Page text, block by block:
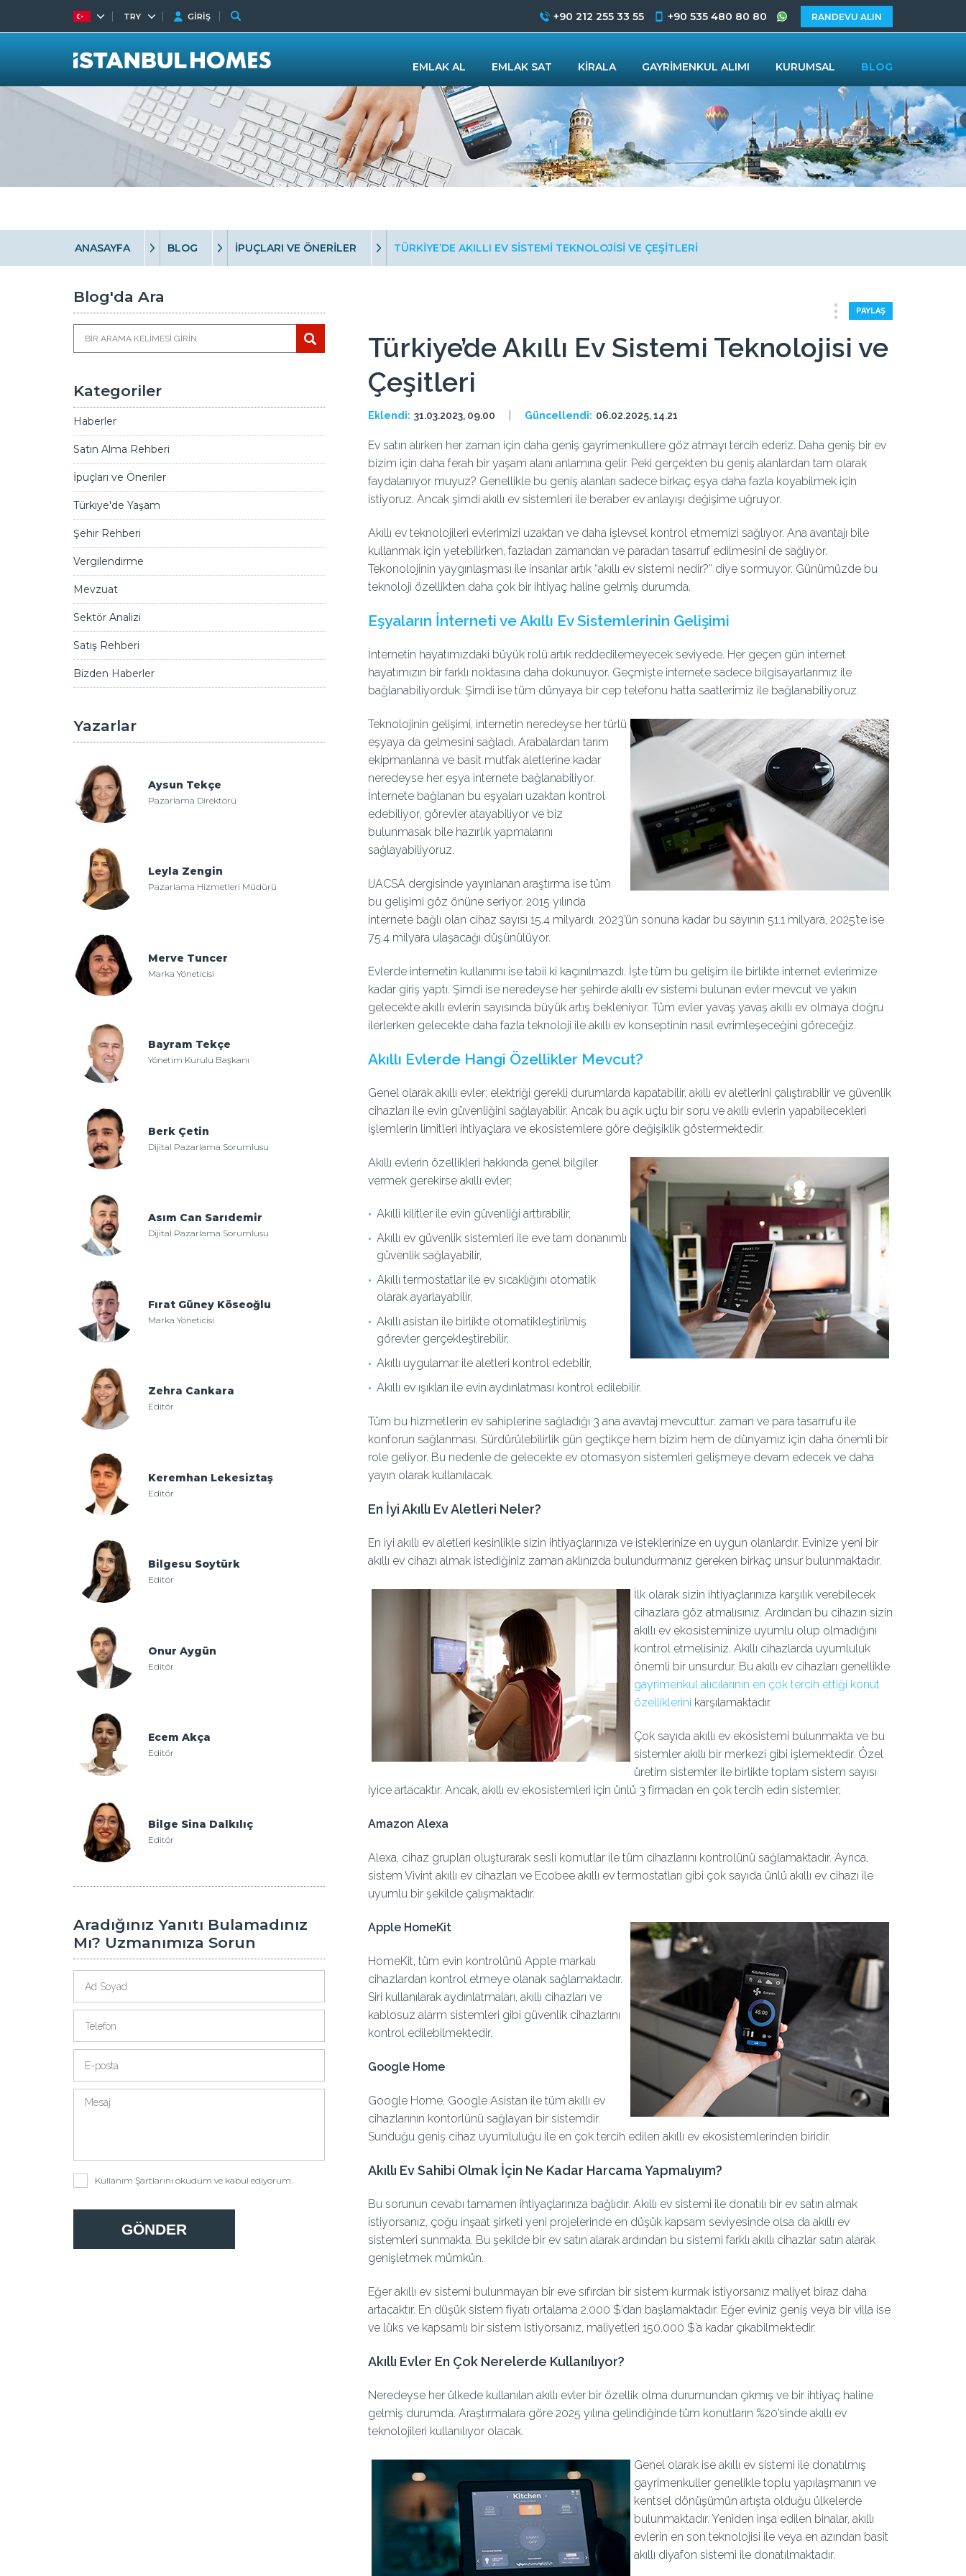
ANASAYFA BLOG İPUÇLARI VE ÖNERİLER TÜRKİYE’DE AKILLI EV SİSTEMİ TEKNOLOJİSİ VE ÇEŞİTLERİ
Blog'da Ara
Kategoriler
Haberler
Satın Alma Rehberi
İpuçları ve Öneriler
Türkiye'de Yaşam
Şehir Rehberi
Vergilendirme
Mevzuat
Sektör Analizi
Satış Rehberi
Bizden Haberler
Yazarlar
Aysun Tekçe
Pazarlama Direktörü
Leyla Zengin
Pazarlama Hizmetleri Müdürü
Merve Tuncer
Marka Yöneticisi
Bayram Tekçe
Yönetim Kurulu Başkanı
Berk Çetin
Dijital Pazarlama Sorumlusu
Asım Can Sarıdemir
Dijital Pazarlama Sorumlusu
Fırat Güney Köseoğlu
Marka Yöneticisi
Zehra Cankara
Editör
Keremhan Lekesiztaş
Editör
Bilgesu Soytürk
Editör
Onur Aygün
Editör
Ecem Akça
Editör
Bilge Sina Dalkılıç
Editör
Aradığınız Yanıtı Bulamadınız
Mı? Uzmanımıza Sorun
Kullanım Şartlarını okudum ve kabul ediyorum.
GÖNDER
PAYLAŞ
Türkiye’de Akıllı Ev Sistemi Teknolojisi ve
Çeşitleri
Eklendi: 31.03.2023, 09.00 Güncellendi: 06.02.2025, 14.21
Ev satın alırken her zaman için daha geniş gayrimenkullere göz atmayı tercih ederiz. Daha geniş bir ev
bizim için daha ferah bir yaşam alanı anlamına gelir. Peki gerçekten bu geniş alanlardan tam olarak
faydalanıyor muyuz? Genellikle bu geniş alanları sadece birkaç eşya daha fazla koyabilmek için
istiyoruz. Ancak şimdi akıllı ev sistemleri ile beraber ev anlayışı değişime uğruyor.
Akıllı ev teknolojileri evlerimizi uzaktan ve daha işlevsel kontrol etmemizi sağlıyor. Ana avantajı bile
kullanmak için yetebilirken, fazladan zamandan ve paradan tasarruf edilmesini de sağlıyor.
Tekonolojinin yaygınlaşması ile insanlar artık “akıllı ev sistemi nedir?” diye sormuyor. Günümüzde bu
teknoloji özellikten daha çok bir ihtiyaç haline gelmiş durumda.
Eşyaların İnterneti ve Akıllı Ev Sistemlerinin Gelişimi
İnternetin hayatımızdaki büyük rolü artık reddedilemeyecek seviyede. Her geçen gün internet
hayatımızın bir farklı noktasına daha dokunuyor. Geçmişte internete sadece bilgisayarlarımız ile
bağlanabiliyorduk. Şimdi ise tüm dünyaya bir cep telefonu hatta saatlerimiz ile bağlanabiliyoruz.
Teknolojinin gelişimi, internetin neredeyse her türlü
eşyaya da gelmesini sağladı. Arabalardan tarım
ekipmanlarına ve basit mutfak aletlerine kadar
neredeyse her eşya internete bağlanabiliyor.
İnternete bağlanan bu eşyaları uzaktan kontrol
edebiliyor, görevler atayabiliyor ve biz
bulunmasak bile hazırlık yapmalarını
sağlayabiliyoruz.
IJACSA dergisinde yayınlanan araştırma ise tüm
bu gelişimi göz önüne seriyor. 2015 yılında
internete bağlı olan cihaz sayısı 15.4 milyardı. 2023’ün sonuna kadar bu sayının 51.1 milyara, 2025’te ise
75.4 milyara ulaşacağı düşünülüyor.
Evlerde internetin kullanımı ise tabii ki kaçınılmazdı. İşte tüm bu gelişim ile birlikte internet evlerimize
kadar giriş yaptı. Şimdi ise neredeyse her şehirde akıllı ev sistemi bulunan evler mevcut ve yakın
gelecekte akıllı evlerin sayısında büyük artış bekleniyor. Tüm evler yavaş yavaş akıllı ev olmaya doğru
ilerlerken gelecekte daha fazla teknoloji ile akıllı ev konseptinin nasıl evrimleşeceğini göreceğiz.
Akıllı Evlerde Hangi Özellikler Mevcut?
Genel olarak akıllı evler; elektriği gerekli durumlarda kapatabilir, akıllı ev aletlerini çalıştırabilir ve güvenlik
cihazları ile evin güvenliğini sağlayabilir. Ancak bu açık uçlu bir soru ve akıllı evlerin yapabilecekleri
işlemlerin limitleri ihtiyaçlara ve ekosistemlere göre değişiklik göstermektedir.
Akıllı evlerin özellikleri hakkında genel bilgiler
vermek gerekirse akıllı evler;
Akılli kilitler ile evin güvenliği arttırabilir,
Akıllı ev güvenlik sistemleri ile eve tam donanımlı
güvenlik sağlayabilir,
Akıllı termostatlar ile ev sıcaklığını otomatik
olarak ayarlayabilir,
Akıllı asistan ile birlikte otomatikleştirilmiş
görevler gerçekleştirebilir,
Akıllı uygulamar ile aletleri kontrol edebilir,
Akıllı ev ışıkları ile evin aydınlatması kontrol edilebilir.
Tüm bu hizmetlerin ev sahiplerine sağladığı 3 ana avavtaj mevcuttur: zaman ve para tasarrufu ile
konforun sağlanması. Sürdürülebilirlik gün geçtikçe hem bizim hem de dünyamız için daha önemli bir
role geliyor. Bu nedenle de gelecekte ev otomasyon sistemleri gelişmeye devam edecek ve daha
yayın olarak kullanılacak.
En İyi Akıllı Ev Aletleri Neler?
En iyi akıllı ev aletleri kesinlikle sizin ihtiyaçlarınıza ve isteklerinize en uygun olanlardır. Evinize yeni bir
akıllı ev cihazı almak istediğiniz zaman aklınızda bulundurmanız gereken birkaç unsur bulunmaktadır.
İlk olarak sizin ihtiyaçlarınıza karşılık verebilecek
cihazlara göz atmalısınız. Ardından bu cihazın sizin
akıllı ev ekosisteminize uyumlu olup olmadığını
kontrol etmelisiniz. Akıllı cihazlarda uyumluluk
önemli bir unsurdur. Bu akıllı ev cihazları genellikle
gayrimenkul alıcılarının en çok tercih ettiği konut
özelliklerini karşılamaktadır.
Çok sayıda akıllı ev ekosistemi bulunmakta ve bu
sistemler akıllı bir merkezi gibi işlemektedir. Özel
üretim sistemler ile birlikte toplam sistem sayısı
iyice artacaktır. Ancak, akıllı ev ekosistemleri için ünlü 3 firmadan en çok tercih edin sistemler;
Amazon Alexa
Alexa, cihaz grupları oluşturarak sesli komutlar ile tüm cihazlarını kontrolünü sağlamaktadır. Ayrıca,
sistem Vivint akıllı ev cihazları ve Ecobee akıllı ev termostatları gibi çok sayıda ünlü akıllı ev cihazı ile
uyumlu bir şekilde çalışmaktadır.
Apple HomeKit
HomeKit, tüm evin kontrolünü Apple markalı
cihazlardan kontrol etmeye olanak sağlamaktadır.
Siri kullanılarak aydınlatmaları, akıllı cihazları ve
kablosuz alarm sistemleri gibi güvenlik cihazlarını
kontrol edilebilmektedir.
Google Home
Google Home, Google Asistan ile tüm akıllı ev
cihazlarının kontorlünü sağlayan bir sistemdir.
Sunduğu geniş cihaz uyumluluğu ile en çok tercih edilen akıllı ev ekosistemlerinden biridir.
Akıllı Ev Sahibi Olmak İçin Ne Kadar Harcama Yapmalıyım?
Bu sorunun cevabı tamamen ihtiyaçlarınıza bağlıdır. Akıllı ev sistemi ile donatılı bir ev satın almak
istiyorsanız, çoğu inşaat şirketi yeni projelerinde en düşük kapsam seviyesinde olsa da akıllı ev
sistemleri sunmakta. Bu şekilde bir ev satın alarak ardından bu sistemi farklı akıllı cihazlar satın alarak
genişletmek mümkün.
Eğer akıllı ev sistemi bulunmayan bir eve sıfırdan bir sistem kurmak istiyorsanız maliyet biraz daha
artacaktır. En düşük sistem fiyatı ortalama 2.000 $’dan başlamaktadır. Eğer eviniz geniş veya bir villa ise
ve lüks ve kapsamlı bir sistem istiyorsanız, maliyetleri 150.000 $’a kadar çıkabilmektedir.
Akıllı Evler En Çok Nerelerde Kullanılıyor?
Neredeyse her ülkede kullanılan akıllı evler bir özellik olma durumundan çıkmış ve bir ihtiyaç haline
gelmiş durumda. Araştırmalara göre 2025 yılına gelindiğinde tüm konutların %20’sinde akıllı ev
teknolojileri kullanılıyor olacak.
Genel olarak ise akıllı ev sistemi ile donatılmış
gayrimenkuller genelikle toplu yapılaşmanın ve
kentsel dönüşümün artışta olduğu ülkelerde
bulunmaktadır. Yeniden inşa edilen binalar, akıllı
evlerin en son teknolojisi ile veya en azından basit
akıllı diyafon sistemi ile donatılmaktadır.
TRY GİRİŞ +90 212 255 33 55 +90 535 480 80 80 RANDEVU ALIN
EMLAK AL EMLAK SAT KİRALA GAYRİMENKUL ALIMI KURUMSAL BLOG